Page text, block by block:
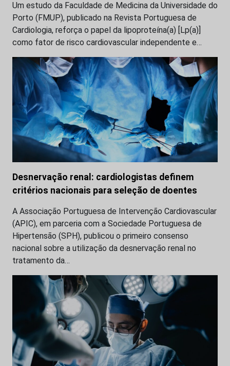
Um estudo da Faculdade de Medicina da Universidade do
Porto (FMUP), publicado na Revista Portuguesa de
Cardiologia, reforça o papel da lipoproteína(a) [Lp(a)]
como fator de risco cardiovascular independente e…
Desnervação renal: cardiologistas definem
critérios nacionais para seleção de doentes
A Associação Portuguesa de Intervenção Cardiovascular
(APIC), em parceria com a Sociedade Portuguesa de
Hipertensão (SPH), publicou o primeiro consenso
nacional sobre a utilização da desnervação renal no
tratamento da…